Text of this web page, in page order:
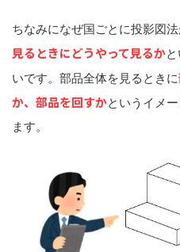
ちなみになぜ国ごとに投影図法
見るときにどうやって見るか
いです。部品全体を見るときに
か、部品を回すかというイメ
ます。